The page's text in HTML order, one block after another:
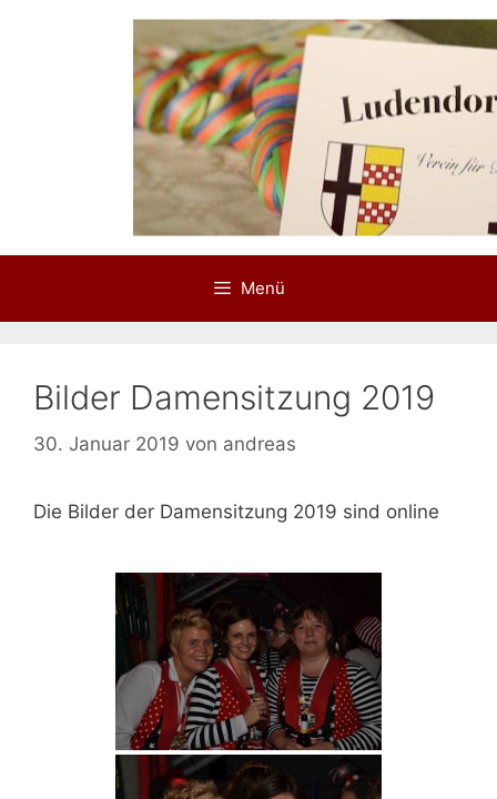
Menü
Bilder Damensitzung 2019
30. Januar 2019 von andreas
Die Bilder der Damensitzung 2019 sind online